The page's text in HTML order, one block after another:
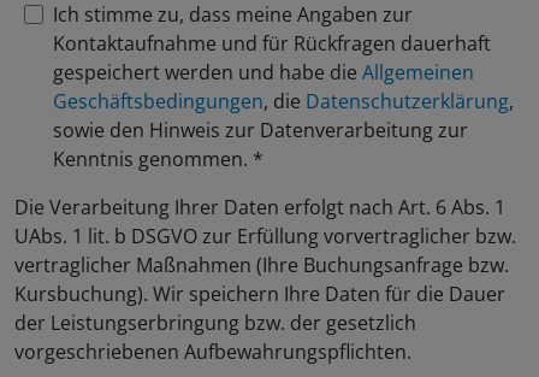
Ich stimme zu, dass meine Angaben zur
Kontaktaufnahme und für Rückfragen dauerhaft
gespeichert werden und habe die Allgemeinen
Geschäftsbedingungen, die Datenschutzerklärung,
sowie den Hinweis zur Datenverarbeitung zur
Kenntnis genommen. *
Die Verarbeitung Ihrer Daten erfolgt nach Art. 6 Abs. 1
UAbs. 1 lit. b DSGVO zur Erfüllung vorvertraglicher bzw.
vertraglicher Maßnahmen (Ihre Buchungsanfrage bzw.
Kursbuchung). Wir speichern Ihre Daten für die Dauer
der Leistungserbringung bzw. der gesetzlich
vorgeschriebenen Aufbewahrungspflichten.